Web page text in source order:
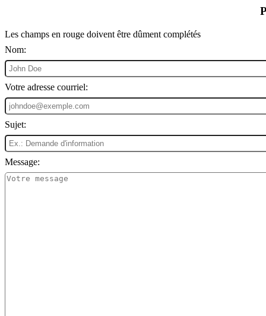
Les champs en rouge doivent être dûment complétés
Nom:
Votre adresse courriel:
Sujet:
Message: